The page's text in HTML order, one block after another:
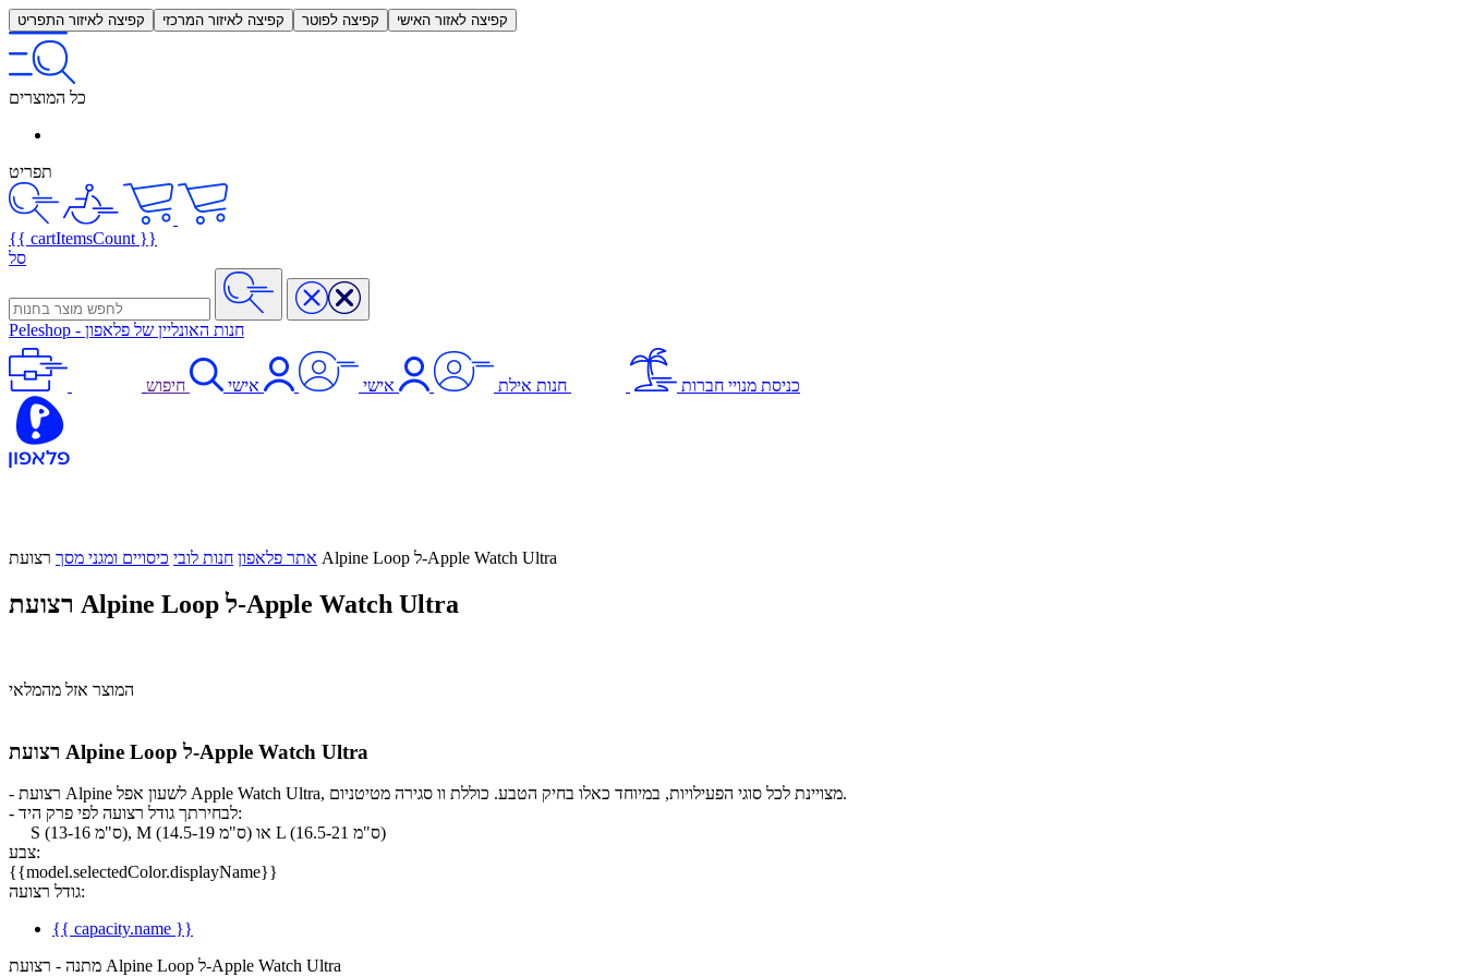
קפיצה לאיזור התפריט קפיצה לאיזור המרכזי קפיצה לפוטר קפיצה לאזור האישי
כל המוצרים
תפריט
{{ cartItemsCount }}
סל
Peleshop - חנות האונליין של פלאפון
כניסת מנויי חברות חנות אילת אישי אישי חיפוש
אתר פלאפון חנות לובי כיסויים ומגני מסך רצועת Alpine Loop ל-Apple Watch Ultra
רצועת Alpine Loop ל-Apple Watch Ultra
המוצר אזל מהמלאי
רצועת Alpine Loop ל-Apple Watch Ultra
- רצועת Alpine לשעון אפל Apple Watch Ultra, מצויינת לכל סוגי הפעילויות, במיוחד כאלו בחיק הטבע. כוללת וו סגירה מטיטניום.
- לבחירתך גודל רצועה לפי פרק היד:
S (13-16 ס"מ), M (14.5-19 ס"מ) או L (16.5-21 ס"מ)
צבע:
{{model.selectedColor.displayName}}
גודל רצועה:
{{ capacity.name }}
מתנה - רצועת Alpine Loop ל-Apple Watch Ultra